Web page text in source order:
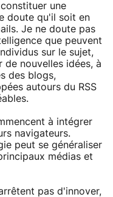
une
doute qu'il soit en
Je ne doute pas
que peuvent
sur le sujet,
de nouvelles idées, à
des blogs,
autours du RSS
à intégrer
navigateurs.
peut se généraliser
médias et
pas d'innover,